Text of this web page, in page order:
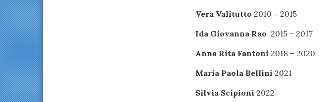
Vera Valitutto 2010 – 2015
Ida Giovanna Rao 2015 – 2017
Anna Rita Fantoni 2018 – 2020
Maria Paola Bellini 2021
Silvia Scipioni 2022